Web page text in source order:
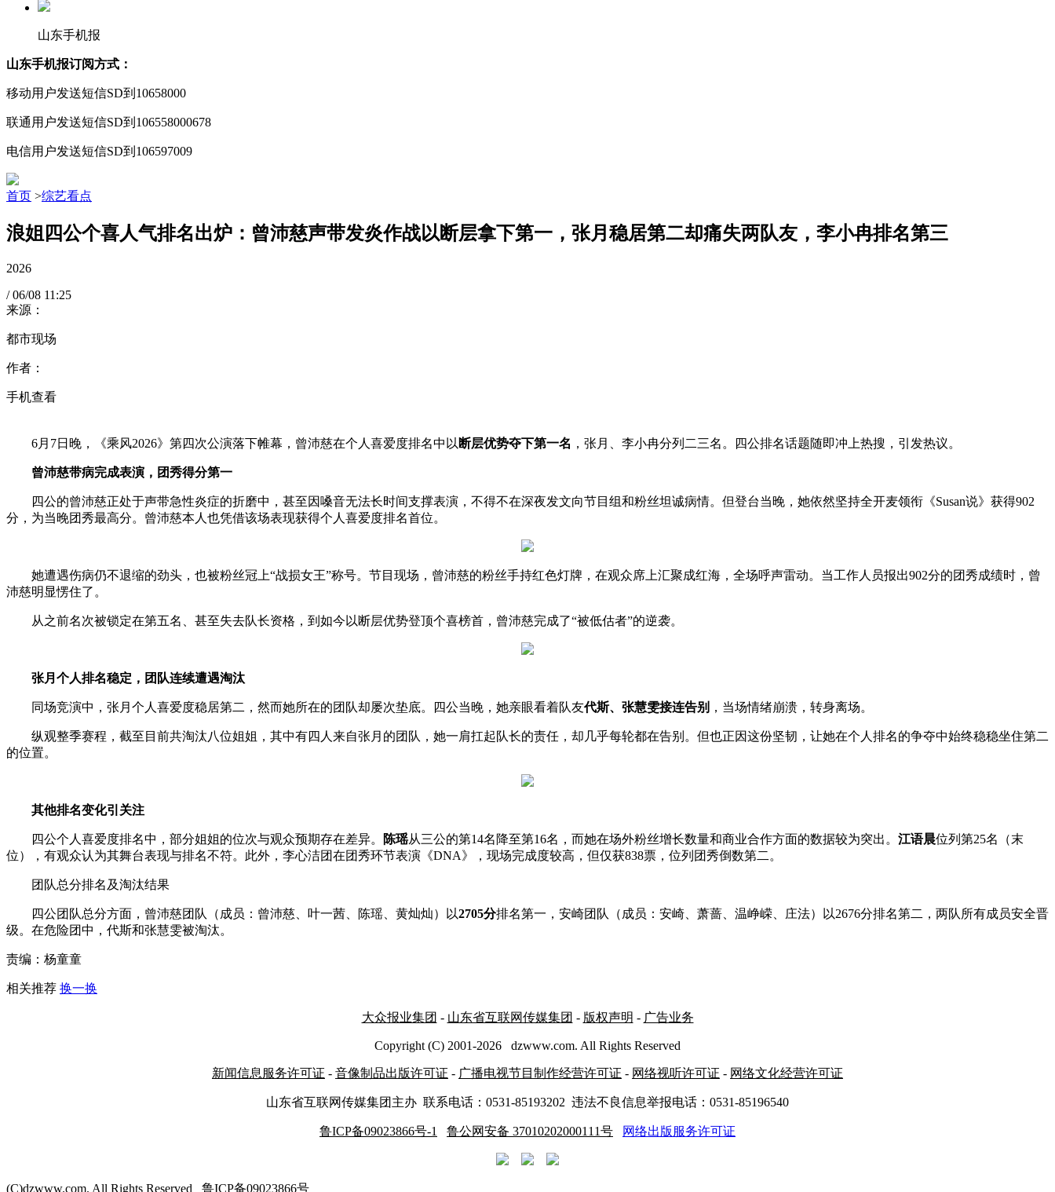
山东手机报
山东手机报订阅方式：
移动用户发送短信SD到10658000
联通用户发送短信SD到106558000678
电信用户发送短信SD到106597009
首页 >综艺看点
浪姐四公个喜人气排名出炉：曾沛慈声带发炎作战以断层拿下第一，张月稳居第二却痛失两队友，李小冉排名第三
2026
/ 06/08 11:25
来源：
都市现场
作者：
手机查看
6月7日晚，《乘风2026》第四次公演落下帷幕，曾沛慈在个人喜爱度排名中以 断层优势夺下第一名 ，张月、李小冉分列二三名。四公排名话题随即冲上热搜，引发热议。
曾沛慈带病完成表演，团秀得分第一
四公的曾沛慈正处于声带急性炎症的折磨中，甚至因嗓音无法长时间支撑表演，不得不在深夜发文向节目组和粉丝坦诚病情。但登台当晚，她依然坚持全开麦领衔《Susan说》获得902
分，为当晚团秀最高分。曾沛慈本人也凭借该场表现获得个人喜爱度排名首位。
她遭遇伤病仍不退缩的劲头，也被粉丝冠上“战损女王”称号。节目现场，曾沛慈的粉丝手持红色灯牌，在观众席上汇聚成红海，全场呼声雷动。当工作人员报出902分的团秀成绩时，曾
沛慈明显愣住了。
从之前名次被锁定在第五名、甚至失去队长资格，到如今以断层优势登顶个喜榜首，曾沛慈完成了“被低估者”的逆袭。
张月个人排名稳定，团队连续遭遇淘汰
同场竞演中，张月个人喜爱度稳居第二，然而她所在的团队却屡次垫底。四公当晚，她亲眼看着队友代斯、张慧雯接连告别 ，当场情绪崩溃，转身离场。
纵观整季赛程，截至目前共淘汰八位姐姐，其中有四人来自张月的团队，她一肩扛起队长的责任，却几乎每轮都在告别。但也正因这份坚韧，让她在个人排名的争夺中始终稳稳坐住第二
的位置。
其他排名变化引关注
四公个人喜爱度排名中，部分姐姐的位次与观众预期存在差异。 陈瑶从三公的第14名降至第16名，而她在场外粉丝增长数量和商业合作方面的数据较为突出。 江语晨位列第25名（末
位），有观众认为其舞台表现与排名不符。此外，李心洁团在团秀环节表演《DNA》，现场完成度较高，但仅获838票，位列团秀倒数第二。
团队总分排名及淘汰结果
四公团队总分方面，曾沛慈团队（成员：曾沛慈、叶一茜、陈瑶、黄灿灿）以2705分排名第一，安崎团队（成员：安崎、萧蔷、温峥嵘、庄法）以2676分排名第二，两队所有成员安全晋
级。在危险团中，代斯和张慧雯被淘汰。
责编：杨童童
相关推荐 换一换
大众报业集团 - 山东省互联网传媒集团 - 版权声明 - 广告业务
Copyright (C) 2001-2026 dzwww.com. All Rights Reserved
新闻信息服务许可证 - 音像制品出版许可证 - 广播电视节目制作经营许可证 - 网络视听许可证 - 网络文化经营许可证
山东省互联网传媒集团主办 联系电话：0531-85193202 违法不良信息举报电话：0531-85196540
鲁ICP备09023866号-1 鲁公网安备 37010202000111号 网络出版服务许可证
(C)dzwww.com. All Rights Reserved 鲁ICP备09023866号